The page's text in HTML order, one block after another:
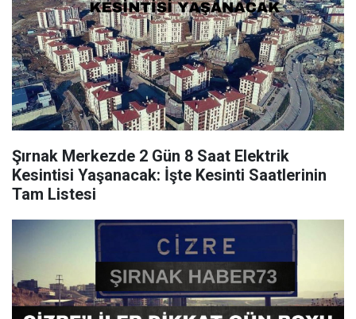
Şırnak Merkezde 2 Gün 8 Saat Elektrik
Kesintisi Yaşanacak: İşte Kesinti Saatlerinin
Tam Listesi